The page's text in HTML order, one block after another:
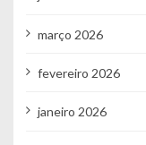
março 2026
fevereiro 2026
janeiro 2026